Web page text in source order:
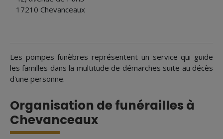
Les pompes funèbres représentent un service qui guide
les familles dans la multitude de démarches suite au décès
d'une personne.
Organisation de funérailles à
Chevanceaux
17210 Chevanceaux